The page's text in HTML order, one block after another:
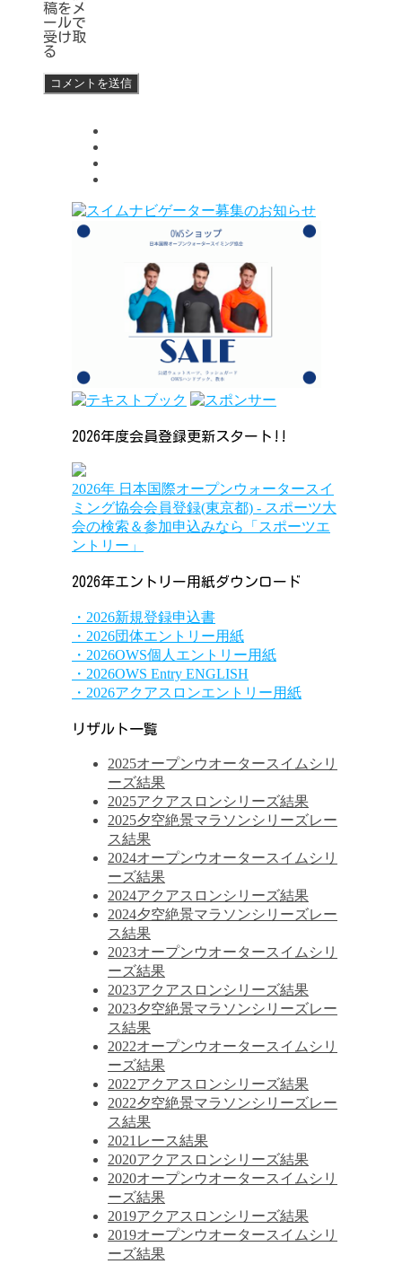
稿をメ
ールで
受け取
る
2026年度会員登録更新スタート!!
2026年 日本国際オープンウォータースイ
ミング協会会員登録(東京都) - スポーツ大
会の検索＆参加申込みなら「スポーツエ
ントリー」
2026年エントリー用紙ダウンロード
・2026新規登録申込書
・2026団体エントリー用紙
・2026OWS個人エントリー用紙
・2026OWS Entry ENGLISH
・2026アクアスロンエントリー用紙
リザルト一覧
2025オープンウオータースイムシリ
ーズ結果
2025アクアスロンシリーズ結果
2025夕空絶景マラソンシリーズレー
ス結果
2024オープンウオータースイムシリ
ーズ結果
2024アクアスロンシリーズ結果
2024夕空絶景マラソンシリーズレー
ス結果
2023オープンウオータースイムシリ
ーズ結果
2023アクアスロンシリーズ結果
2023夕空絶景マラソンシリーズレー
ス結果
2022オープンウオータースイムシリ
ーズ結果
2022アクアスロンシリーズ結果
2022夕空絶景マラソンシリーズレー
ス結果
2021レース結果
2020アクアスロンシリーズ結果
2020オープンウオータースイムシリ
ーズ結果
2019アクアスロンシリーズ結果
2019オープンウオータースイムシリ
ーズ結果